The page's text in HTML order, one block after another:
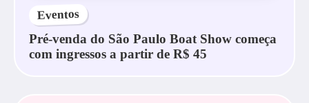
Eventos
Pré-venda do São Paulo Boat Show começa
com ingressos a partir de R$ 45